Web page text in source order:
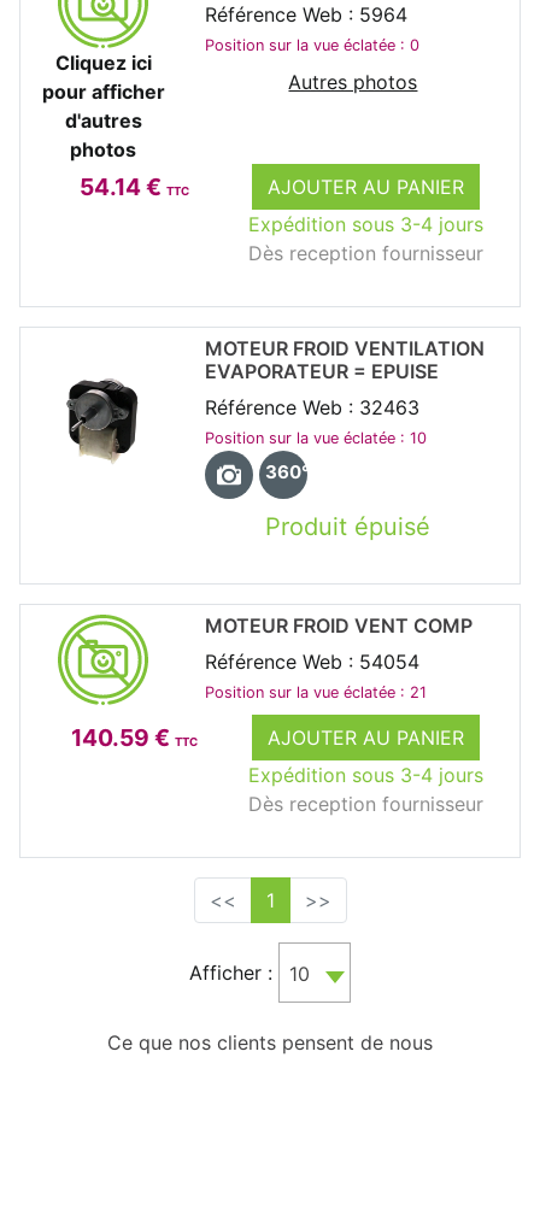
Cliquez ici
pour afficher
d'autres
photos
54.14 € TTC
AJOUTER AU PANIER
Expédition sous 3-4 jours
Dès reception fournisseur
Référence Web : 5964
Position sur la vue éclatée : 0
Autres photos
Produit épuisé
MOTEUR FROID VENTILATION
EVAPORATEUR = EPUISE
Référence Web : 32463
Position sur la vue éclatée : 10
360°
140.59 € TTC
AJOUTER AU PANIER
Expédition sous 3-4 jours
Dès reception fournisseur
MOTEUR FROID VENT COMP
Référence Web : 54054
Position sur la vue éclatée : 21
<< 1 >>
Afficher : 10
Ce que nos clients pensent de nous